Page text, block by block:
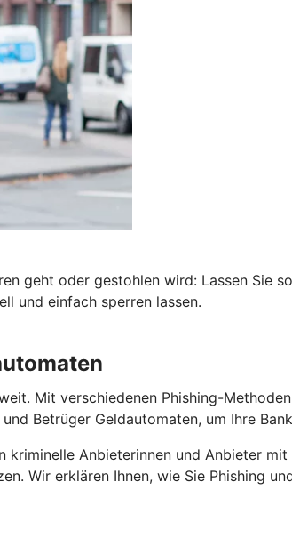
geht oder gestohlen wird: Lassen Sie
und einfach sperren lassen.
Mit verschiedenen Phishing-
Betrüger Geldautomaten, um Ihre
kriminelle Anbieterinnen und Anbieter
Wir erklären Ihnen, wie Sie Phishing